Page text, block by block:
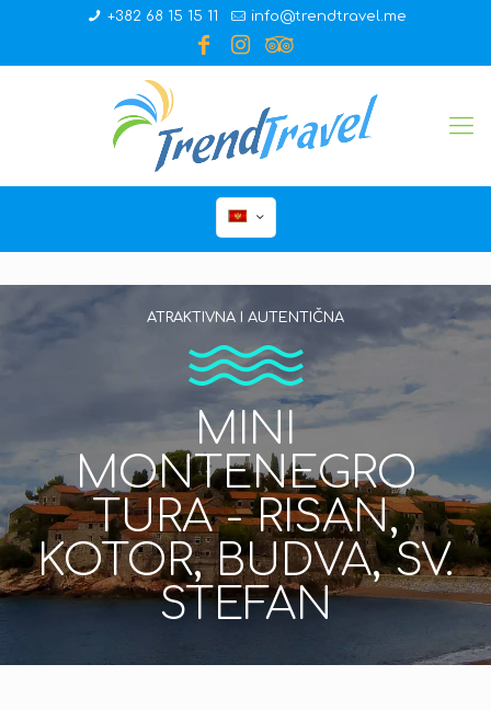
+382 68 15 15 11 info@trendtravel.me
ATRAKTIVNA I AUTENTIČNA
MINI
MONTENEGRO
TURA - RISAN,
KOTOR, BUDVA, SV.
STEFAN